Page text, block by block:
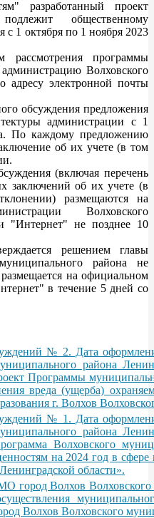
разработанный проект
общественному
с 1 октября по 1 ноября 2023
программы
Волховского
адресу электронной почты
обсуждения предложения
администрации с 1
По каждому предложению
об их учете (в том
(включая перечень
заключений об их учете (в
размещаются на
Волховского
"Интернет" не позднее 10
решением главы
района не
на официальном
в течение 5 дней со
№ 2. Дата
района
Программы
вреда (ущерба)
г. Волхов
№ 1. Дата
района
Волховского
на 2024 год в
области».
город Волхов
Волхов Волховского